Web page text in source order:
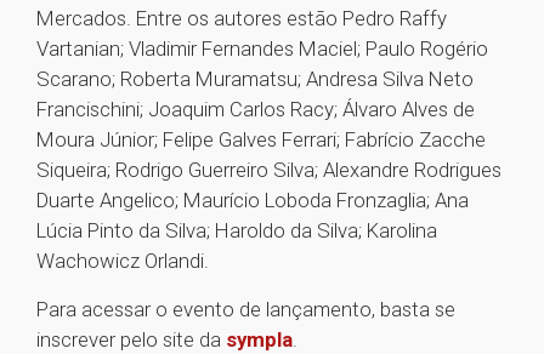
Mercados. Entre os autores estão Pedro Raffy
Vartanian; Vladimir Fernandes Maciel; Paulo Rogério
Scarano; Roberta Muramatsu; Andresa Silva Neto
Francischini; Joaquim Carlos Racy; Álvaro Alves de
Moura Júnior; Felipe Galves Ferrari; Fabrício Zacche
Siqueira; Rodrigo Guerreiro Silva; Alexandre Rodrigues
Duarte Angelico; Maurício Loboda Fronzaglia; Ana
Lúcia Pinto da Silva; Haroldo da Silva; Karolina
Wachowicz Orlandi.
Para acessar o evento de lançamento, basta se
inscrever pelo site da sympla.